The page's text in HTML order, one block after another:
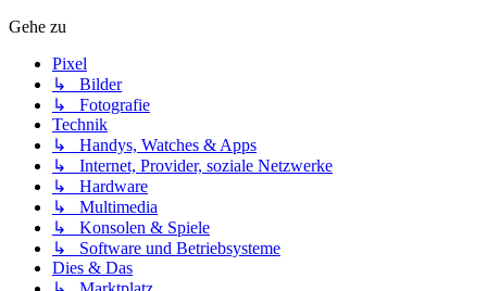
Gehe zu
Pixel
↳ Bilder
↳ Fotografie
Technik
↳ Handys, Watches & Apps
↳ Internet, Provider, soziale Netzwerke
↳ Hardware
↳ Multimedia
↳ Konsolen & Spiele
↳ Software und Betriebsysteme
Dies & Das